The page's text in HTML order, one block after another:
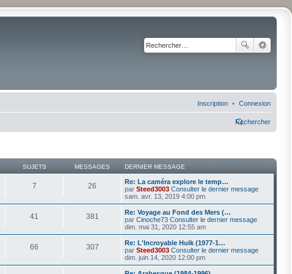
Connexion
Inscription
Rechercher
SUJETS MESSAGES DERNIER MESSAGE
7 26
Re: La caméra explore le temp…
par Steed3003 Consulter le dernier message
sam. avr. 13, 2019 4:00 pm
41 381
Re: Voyage au Fond des Mers (…
par Cinoche73 Consulter le dernier message
dim. mai 31, 2020 12:55 am
66 307
Re: L'Incroyable Hulk (1977-1…
par Steed3003 Consulter le dernier message
dim. juin 14, 2020 12:00 pm